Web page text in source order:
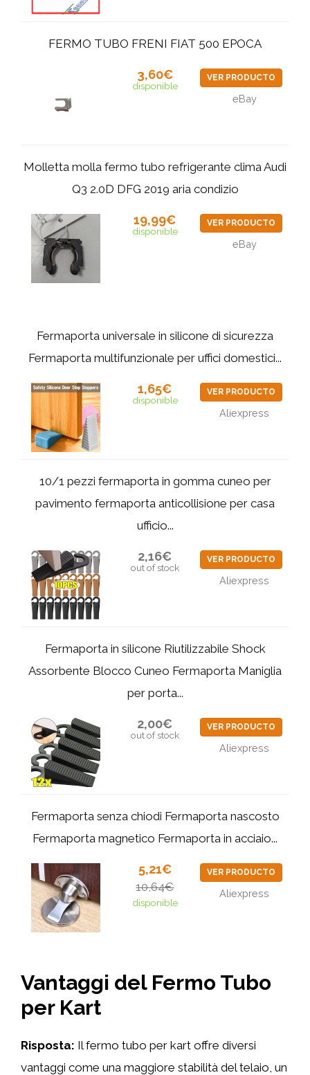
FERMO TUBO FRENI FIAT 500 EPOCA
3,60€
disponible
VER PRODUCTO
eBay
Molletta molla fermo tubo refrigerante clima Audi
Q3 2.0D DFG 2019 aria condizio
19,99€
disponible
VER PRODUCTO
eBay
Fermaporta universale in silicone di sicurezza
Fermaporta multifunzionale per uffici domestici...
1,65€
disponible
VER PRODUCTO
Aliexpress
10/1 pezzi fermaporta in gomma cuneo per
pavimento fermaporta anticollisione per casa
ufficio...
2,16€
out of stock
VER PRODUCTO
Aliexpress
Fermaporta in silicone Riutilizzabile Shock
Assorbente Blocco Cuneo Fermaporta Maniglia
per porta...
2,00€
out of stock
VER PRODUCTO
Aliexpress
Fermaporta senza chiodi Fermaporta nascosto
Fermaporta magnetico Fermaporta in acciaio...
5,21€
10,64€
disponible
VER PRODUCTO
Aliexpress
Vantaggi del Fermo Tubo
per Kart
Risposta: Il fermo tubo per kart offre diversi
vantaggi come una maggiore stabilità del telaio, un